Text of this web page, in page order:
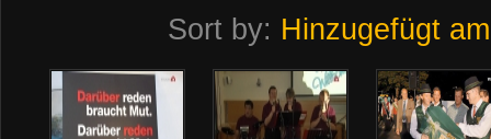
Sort by: Hinzugefügt am